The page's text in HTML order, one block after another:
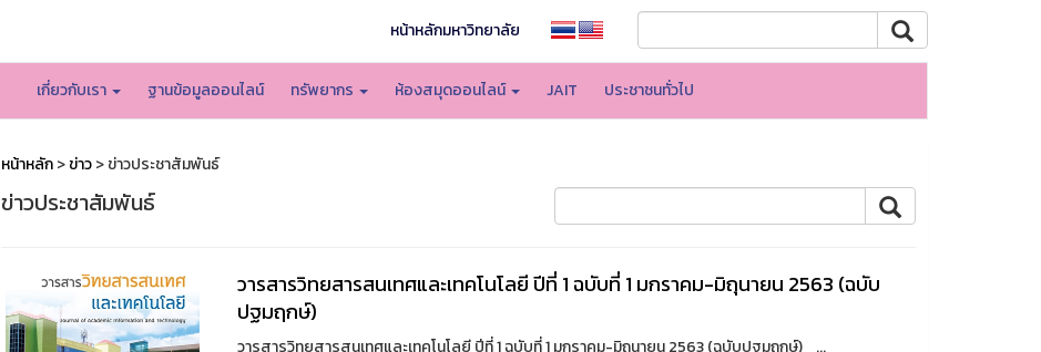
หน้าหลักมหาวิทยาลัย
เกี่ยวกับเรา ฐานข้อมูลออนไลน์ ทรัพยากร ห้องสมุดออนไลน์ JAIT ประชาชนทั่วไป
หน้าหลัก>ข่าว> ข่าวประชาสัมพันธ์
ข่าวประชาสัมพันธ์
วารสารวิทยสารสนเทศและเทคโนโลยี ปีที่ 1 ฉบับที่ 1 มกราคม-มิถุนายน 2563 (ฉบับ
ปฐมฤกษ์)
วารสารวิทยสารสนเทศและเทคโนโลยี ปีที่ 1 ฉบับที่ 1 มกราคม-มิถุนายน 2563 (ฉบับปฐมฤกษ์) ...